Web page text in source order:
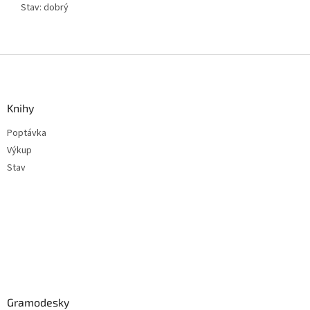
Stav: dobrý
Knihy
Poptávka
Výkup
Stav
Gramodesky